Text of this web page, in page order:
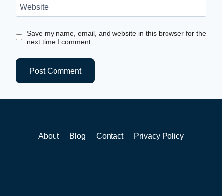
Website
Save my name, email, and website in this browser for the
next time I comment.
About Blog Contact Privacy Policy